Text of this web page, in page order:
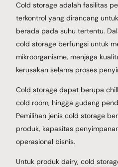
Cold storage adalah fasilitas
terkontrol yang dirancang
berada pada suhu tertentu.
cold storage berfungsi untuk
mikroorganisme, menjaga
kerusakan selama proses
Cold storage dapat berupa
cold room, hingga gudang
Pemilihan jenis cold storage
produk, kapasitas
operasional bisnis.
Untuk produk dairy, cold